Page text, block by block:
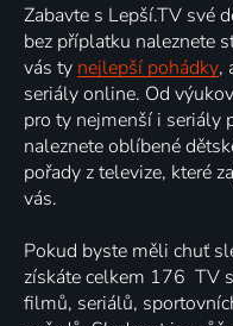
Zabavte s Lepší.TV své
bez příplatku naleznete
vás ty nejlepší pohádky,
seriály online. Od
pro ty nejmenší i seriály
naleznete oblíbené
pořady z televize, které
vás.
Pokud byste měli chuť
získáte celkem 176 TV
filmů, seriálů,